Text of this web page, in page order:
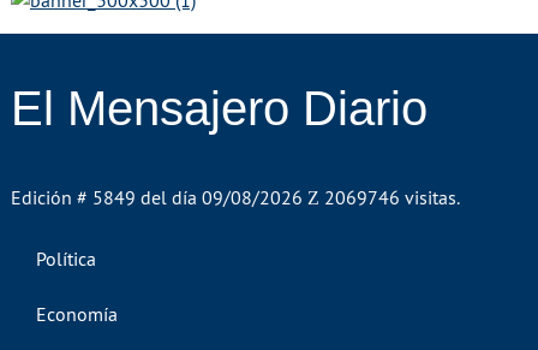
El Mensajero Diario
Edición # 5849 del día 09/08/2026 2069746 visitas.
Política
Economía